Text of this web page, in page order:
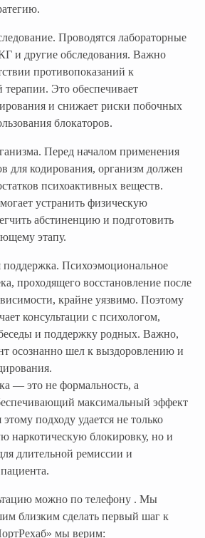
Проводятся лабораторные
и другие обследования. Важно
противопоказаний к
терапии. Это обеспечивает
и снижает риски побочных
блокаторов.
Перед началом применения
для кодирования, организм должен
психоактивных веществ.
устранить физическую
абстиненцию и подготовить
этапу.
поддержка. Психоэмоциональное
проходящего восстановление после
крайне уязвимо. Поэтому
консультации с психологом,
и поддержку родных. Важно,
осознанно шел к выздоровлению и
— это не формальность, а
максимальный эффект
подходу удается не только
наркотическую блокировку, но и
длительной ремиссии и
можно по телефону . Мы
близким сделать первый шаг к
мы верим: